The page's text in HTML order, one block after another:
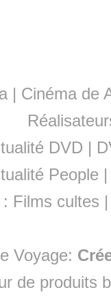
| Cinéma de
DVD |
People
: Films cultes
Voyage:
de produits